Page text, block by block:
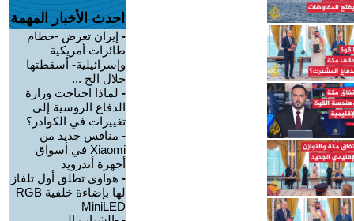
احدث الأخبار المهمة
- إيران تعرض -حطام
طائرات أمريكية
وإسرائيلية- أسقطتها
خلال الح ...
- لماذا احتاجت وزارة
الدفاع الروسية إلى
تغييرات في الكوادر؟
- منافس جديد من
Xiaomi في أسواق
أجهزة أندرويد
- هواوي تطلق أول تلفاز
لها بإضاءة خلفية RGB
MiniLED